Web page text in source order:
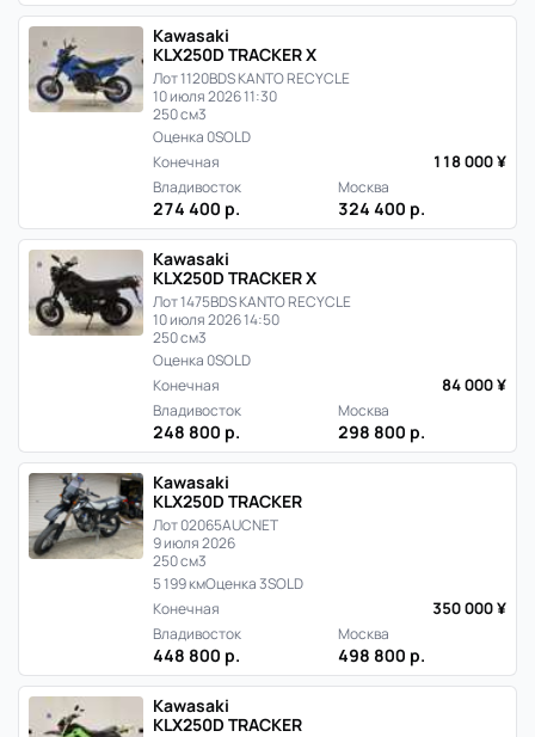
Kawasaki
KLX250D TRACKER X
Лот 1120BDS KANTO RECYCLE
10 июля 2026 11:30
250 см3
Оценка 0SOLD
Конечная
118 000 ¥
Владивосток
274 400 р.
Москва
324 400 р.
Kawasaki
KLX250D TRACKER X
Лот 1475BDS KANTO RECYCLE
10 июля 2026 14:50
250 см3
Оценка 0SOLD
Конечная
84 000 ¥
Владивосток
248 800 р.
Москва
298 800 р.
Kawasaki
KLX250D TRACKER
Лот 02065AUCNET
9 июля 2026
250 см3
5 199 кмОценка 3SOLD
Конечная
350 000 ¥
Владивосток
448 800 р.
Москва
498 800 р.
Kawasaki
KLX250D TRACKER